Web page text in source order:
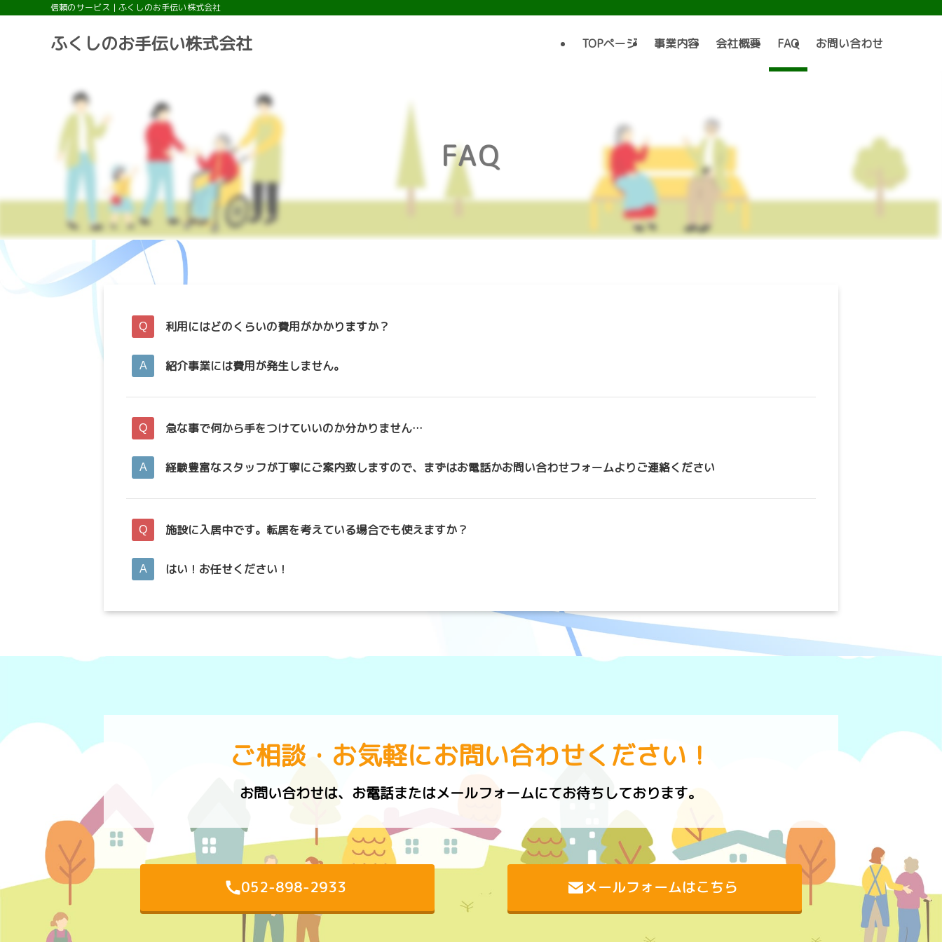
信頼のサービス | ふくしのお手伝い株式会社
ふくしのお手伝い株式会社 TOPページ 事業内容 会社概要 FAQ お問い合わせ
FAQ
利用にはどのくらいの費用がかかりますか？
紹介事業には費用が発生しません。
急な事で何から手をつけていいのか分かりません…
経験豊富なスタッフが丁寧にご案内致しますので、まずはお電話かお問い合わせフォームよりご連絡ください
施設に入居中です。転居を考えている場合でも使えますか？
はい！お任せください！
ご相談・お気軽にお問い合わせください！
お問い合わせは、お電話またはメールフォームにてお待ちしております。
052-898-2933 メールフォームはこちら